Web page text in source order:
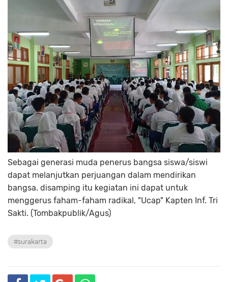
Sebagai generasi muda penerus bangsa siswa/siswi
dapat melanjutkan perjuangan dalam mendirikan
bangsa. disamping itu kegiatan ini dapat untuk
menggerus faham-faham radikal, "Ucap" Kapten Inf. Tri
Sakti. (Tombakpublik/Agus)
#surakarta